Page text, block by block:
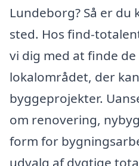
Lundeborg? Så er
sted. Hos find-
vi dig med at finde
lokalområdet, der
byggeprojekter.
om renovering,
form for
udvalg af dygtige